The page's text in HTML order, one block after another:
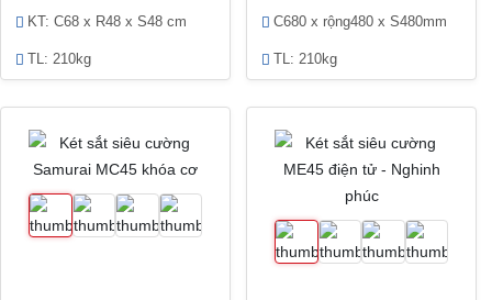
KT: C68 x R48 x S48 cm
TL: 210kg
C680 x rộng480 x S480mm
TL: 210kg